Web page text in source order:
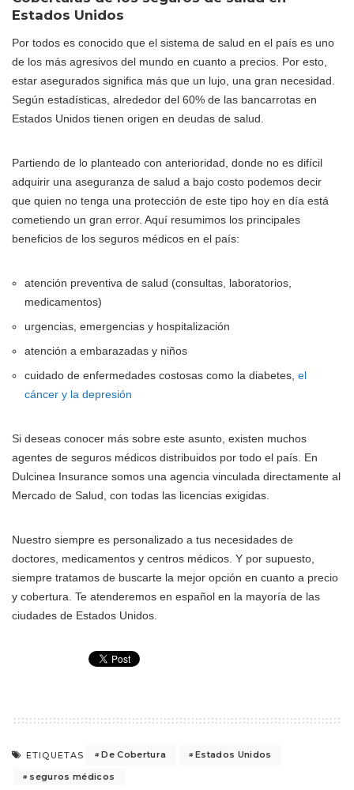
Estados Unidos
Por todos es conocido que el sistema de salud en el país es uno
de los más agresivos del mundo en cuanto a precios. Por esto,
estar asegurados significa más que un lujo, una gran necesidad.
Según estadísticas, alrededor del 60% de las bancarrotas en
Estados Unidos tienen origen en deudas de salud.
Partiendo de lo planteado con anterioridad, donde no es difícil
adquirir una aseguranza de salud a bajo costo podemos decir
que quien no tenga una protección de este tipo hoy en día está
cometiendo un gran error. Aquí resumimos los principales
beneficios de los seguros médicos en el país:
atención preventiva de salud (consultas, laboratorios,
medicamentos)
urgencias, emergencias y hospitalización
atención a embarazadas y niños
cuidado de enfermedades costosas como la diabetes, el
cáncer y la depresión
Si deseas conocer más sobre este asunto, existen muchos
agentes de seguros médicos distribuidos por todo el país. En
Dulcinea Insurance somos una agencia vinculada directamente al
Mercado de Salud, con todas las licencias exigidas.
Nuestro siempre es personalizado a tus necesidades de
doctores, medicamentos y centros médicos. Y por supuesto,
siempre tratamos de buscarte la mejor opción en cuanto a precio
y cobertura. Te atenderemos en español en la mayoría de las
ciudades de Estados Unidos.
ETIQUETAS De Cobertura
Estados Unidos
seguros médicos